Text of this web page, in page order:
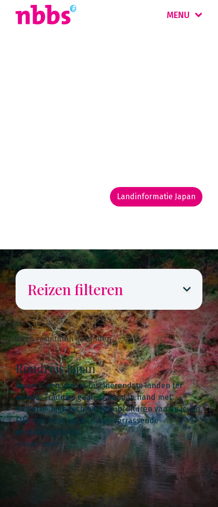
MENU
Landinformatie Japan
Reizen filteren
Geen resultaten gevonden.
Rondreis Japan
Japan is een van de fascinerendste landen ter
wereld. Tradities gaan er hand in hand met
moderne high tech en de subculturen van de jeugd.
Elke reis naar Japan is een verrassende
ontdekkingstocht.
Lees meer